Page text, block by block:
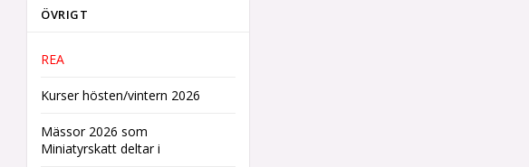
ÖVRIGT
REA
Kurser hösten/vintern 2026
Mässor 2026 som
Miniatyrskatt deltar i